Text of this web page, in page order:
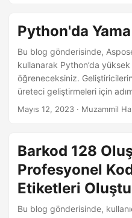
Python'da
Bu blog gönderisinde,
kullanarak Python’da
öğreneceksiniz.
üreteci geliştirmeleri için
Mayıs 12, 2023 · Muzammil
Barkod 128
Profesyonel
Etiketleri
Bu blog gönderisinde,